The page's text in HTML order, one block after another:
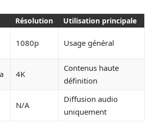
Résolution Utilisation principale
1080p Usage général
4K
Contenus haute
définition
N/A
Diffusion audio
uniquement